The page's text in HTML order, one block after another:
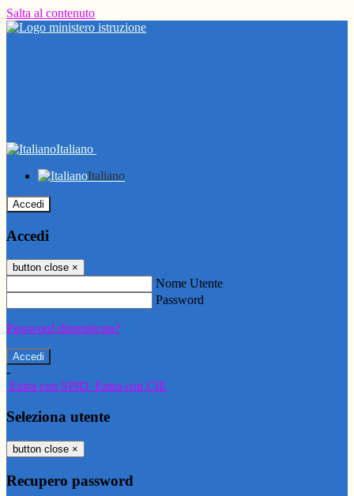
Salta al contenuto
Italiano
Italiano
Accedi
Accedi
button close ×
Nome Utente
Password
Password dimenticata?
-
Entra con SPID Entra con CIE
Seleziona utente
button close ×
Recupero password